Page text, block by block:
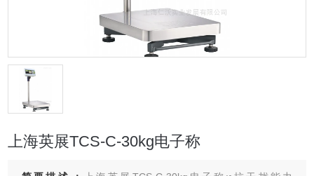
上海英展TCS-C-30kg电子称